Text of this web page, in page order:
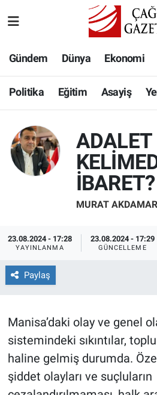
Gündem Dünya Ekonomi
Politika Eğitim Asayiş
ADALET
İBARET?
MURAT AKDAMAR
23.08.2024 - 17:28
YAYINLANMA
23.08.2024 - 17:29
GÜNCELLEME
Paylaş
Manisa’daki olay ve genel
sistemindeki sıkıntılar,
haline gelmiş durumda.
şiddet olayları ve suçluların
Eğitim
Asayiş
Yerel
Yaşam
Kültür & Sanat
Video Galeri
Hava Durumu
Namaz Vakitleri
Trafik Durumu
Süper Lig Puan Durumu ve
Tüm Manşetler